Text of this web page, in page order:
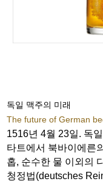
독일 맥주의 미래
The future of German
1516년 4월 23일. 독
타트에서 북바이에른
홉, 순수한 물 이외의
청정법(deutsches